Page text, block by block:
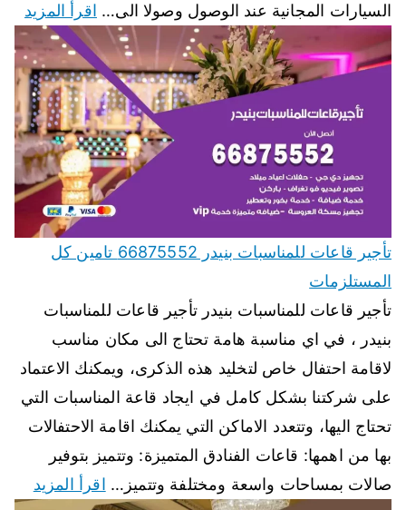
السيارات المجانية عند الوصول وصولا الى… اقرأ المزيد
تأجير قاعات للمناسبات بنيدر 66875552 تامين كل
المستلزمات
تأجير قاعات للمناسبات بنيدر تأجير قاعات للمناسبات
بنيدر ، في اي مناسبة هامة تحتاج الى مكان مناسب
لاقامة احتفال خاص لتخليد هذه الذكرى، ويمكنك الاعتماد
على شركتنا بشكل كامل في ايجاد قاعة المناسبات التي
تحتاج اليها، وتتعدد الاماكن التي يمكنك اقامة الاحتفالات
بها من اهمها: قاعات الفنادق المتميزة: وتتميز بتوفير
صالات بمساحات واسعة ومختلفة وتتميز… اقرأ المزيد